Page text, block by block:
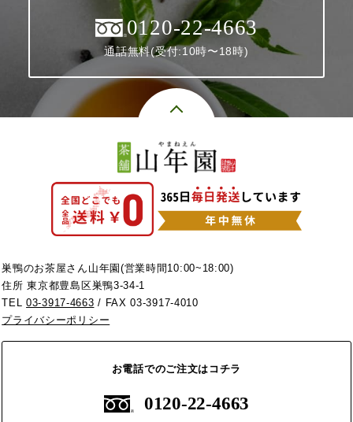
0120-22-4663
通話無料(受付:10時〜18時)
巣鴨のお茶屋さん山年園(営業時間10:00~18:00)
住所 東京都豊島区巣鴨3-34-1
TEL03-3917-4663 / FAX 03-3917-4010
プライバシーポリシー
お電話でのご注文はコチラ
0120-22-4663